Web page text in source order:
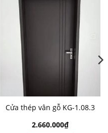
Cửa thép vân gỗ KG-1.08.3
2.660.000₫